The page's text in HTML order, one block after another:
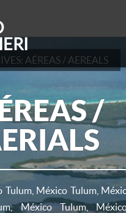
AÉREAS / AEREALS
/
Tulum, México Tulum,
México Tulum,